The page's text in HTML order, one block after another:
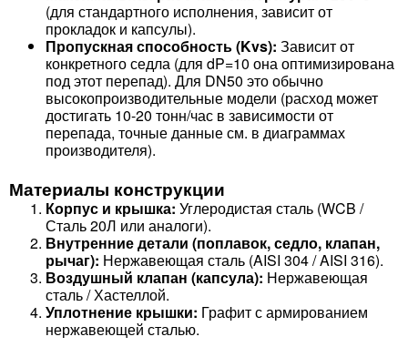
(для стандартного исполнения, зависит от
прокладок и капсулы).
Пропускная способность (Kvs): Зависит от
конкретного седла (для dP=10 она оптимизирована
под этот перепад). Для DN50 это обычно
высокопроизводительные модели (расход может
достигать 10-20 тонн/час в зависимости от
перепада, точные данные см. в диаграммах
производителя).
Материалы конструкции
Корпус и крышка: Углеродистая сталь (WCB /
Сталь 20Л или аналоги).
Внутренние детали (поплавок, седло, клапан,
рычаг): Нержавеющая сталь (AISI 304 / AISI 316).
Воздушный клапан (капсула): Нержавеющая
сталь / Хастеллой.
Уплотнение крышки: Графит с армированием
нержавеющей сталью.